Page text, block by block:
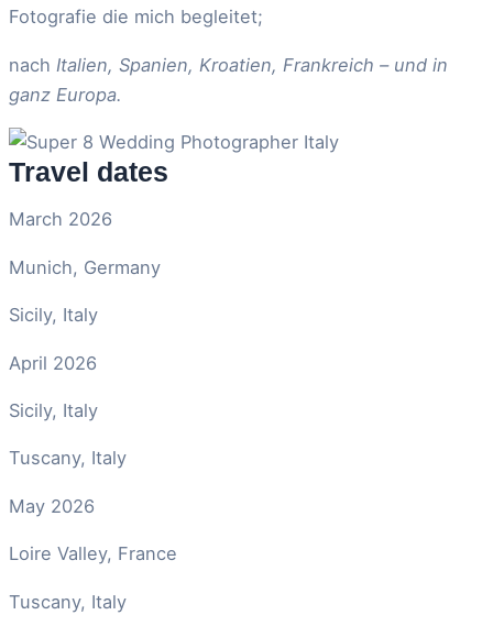
Fotografie die mich begleitet;
nach Italien, Spanien, Kroatien, Frankreich – und in
ganz Europa.
Travel dates
March 2026
Munich, Germany
Sicily, Italy
April 2026
Sicily, Italy
Tuscany, Italy
May 2026
Loire Valley, France
Tuscany, Italy